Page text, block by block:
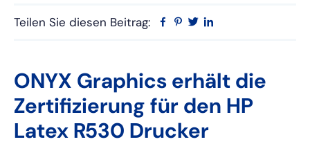
Teilen Sie diesen Beitrag: Facebook
Pinterest
Twitter
ONYX Graphics erhält die
Zertifizierung für den HP
Latex R530 Drucker